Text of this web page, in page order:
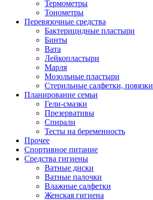
Термометры
Тонометры
Перевязочные средства
Бактерицидные пластыри
Бинты
Вата
Лейкопластыри
Марля
Мозольные пластыри
Стерильные салфетки, повязки
Планирование семьи
Гели-смазки
Презервативы
Спирали
Тесты на беременность
Прочее
Спортивное питание
Средства гигиены
Ватные диски
Ватные палочки
Влажные салфетки
Женская гигиена